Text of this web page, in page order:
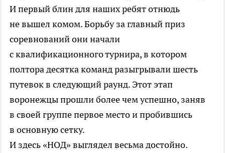
И первый блин для наших ребят отнюдь
не вышел комом. Борьбу за главный приз
соревнований они начали
с квалификационного турнира, в котором
полтора десятка команд разыгрывали шесть
путевок в следующий раунд. Этот этап
воронежцы прошли более чем успешно, заняв
в своей группе первое место и пробившись
в основную сетку.
И здесь «НОД» выглядел весьма достойно.